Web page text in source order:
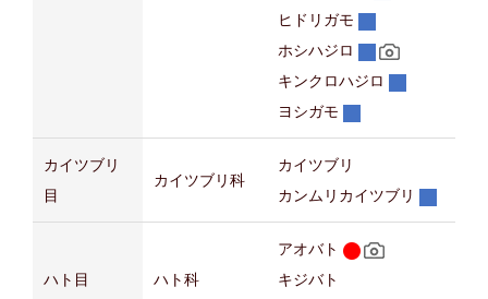
ヒドリガモ
ホシハジロ
キンクロハジロ
ヨシガモ
カイツブリ
目
カイツブリ科
カイツブリ
カンムリカイツブリ
ハト目 ハト科
アオバト
キジバト